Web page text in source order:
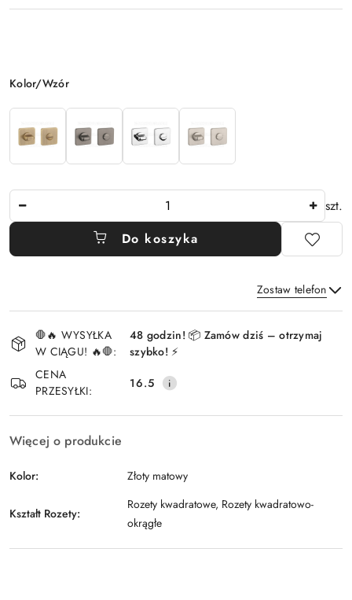
Wariant
Kolor/Wzór
szt.
Do koszyka
Zostaw telefon
Wyślij
i
dostawa
🛑🔥 WYSYŁKA
W CIĄGU! 🔥🛑:
48 godzin! 📦 Zamów dziś – otrzymaj
szybko! ⚡
CENA
PRZESYŁKI:
16.5
Więcej o produkcie
Kolor: Złoty matowy
Kształt Rozety:
Rozety kwadratowe, Rozety kwadratowo-
okrągłe